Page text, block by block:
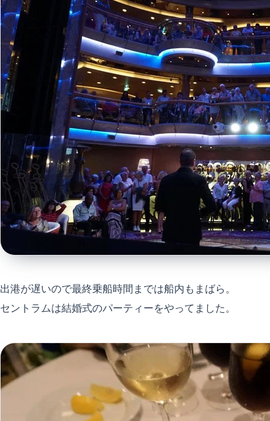
出港が遅いので最終乗船時間までは船内もまばら。
セントラムは結婚式のパーティーをやってました。